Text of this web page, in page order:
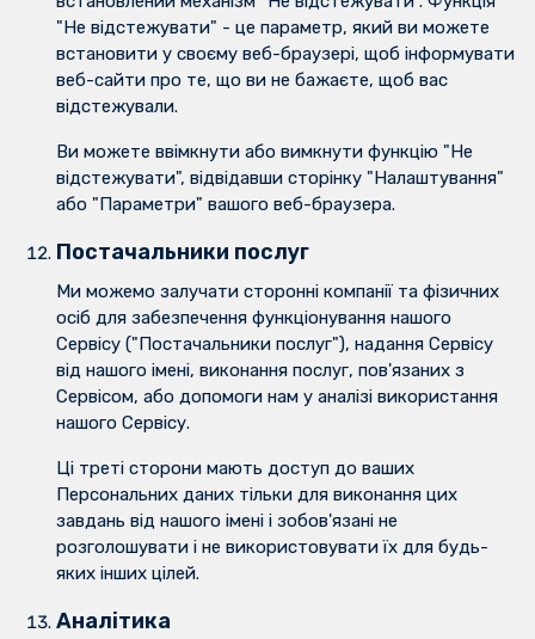
"Не відстежувати" - це параметр, який ви можете
встановити у своєму веб-браузері, щоб інформувати
веб-сайти про те, що ви не бажаєте, щоб вас
відстежували.
Ви можете ввімкнути або вимкнути функцію "Не
відстежувати", відвідавши сторінку "Налаштування"
або "Параметри" вашого веб-браузера.
Постачальники послуг
Ми можемо залучати сторонні компанії та фізичних
осіб для забезпечення функціонування нашого
Сервісу ("Постачальники послуг"), надання Сервісу
від нашого імені, виконання послуг, пов'язаних з
Сервісом, або допомоги нам у аналізі використання
нашого Сервісу.
Ці треті сторони мають доступ до ваших
Персональних даних тільки для виконання цих
завдань від нашого імені і зобов'язані не
розголошувати і не використовувати їх для будь-
яких інших цілей.
Аналітика